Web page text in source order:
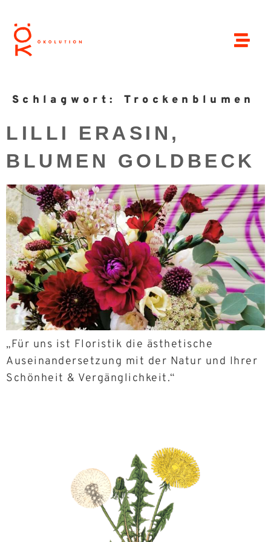
Schlagwort: Trockenblumen
LILLI ERASIN,
BLUMEN GOLDBECK
„Für uns ist Floristik die ästhetische
Auseinandersetzung mit der Natur und Ihrer
Schönheit & Vergänglichkeit.“